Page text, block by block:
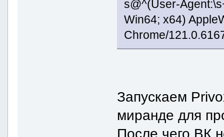
s@^(User-
Win64; x64)
Chrome/
Запускаем
миранде для
После чего ВК